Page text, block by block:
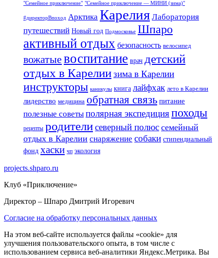
"Семейное приключение" "Семейное приключение — МИНИ (зима)"
#директорВпоход Арктика Карелия Лаборатория
путешествий Новый год Подмосковье Шпаро
активный отдых безопасность велосипед
вожатые воспитание врач детский
отдых в Карелиизима в Карелии
инструкторы каникулы книга лайфхак лето в Карелии
лидерство медицина обратная связь питание
полезные советы полярная экспедицияпоходы
рецепты родителисеверный полюс семейный
отдых в Карелии снаряжение собаки стипендиальный
фонд хаски чп экология
projects.shparo.ru
Клуб «Приключение»
Директор – Шпаро Дмитрий Игоревич
Согласие на обработку персональных данных
На этом веб-сайте используется файлы «cookie» для
улучшения пользовательского опыта, в том числе с
использованием сервиса веб-аналитики Яндекс.Метрика. Вы